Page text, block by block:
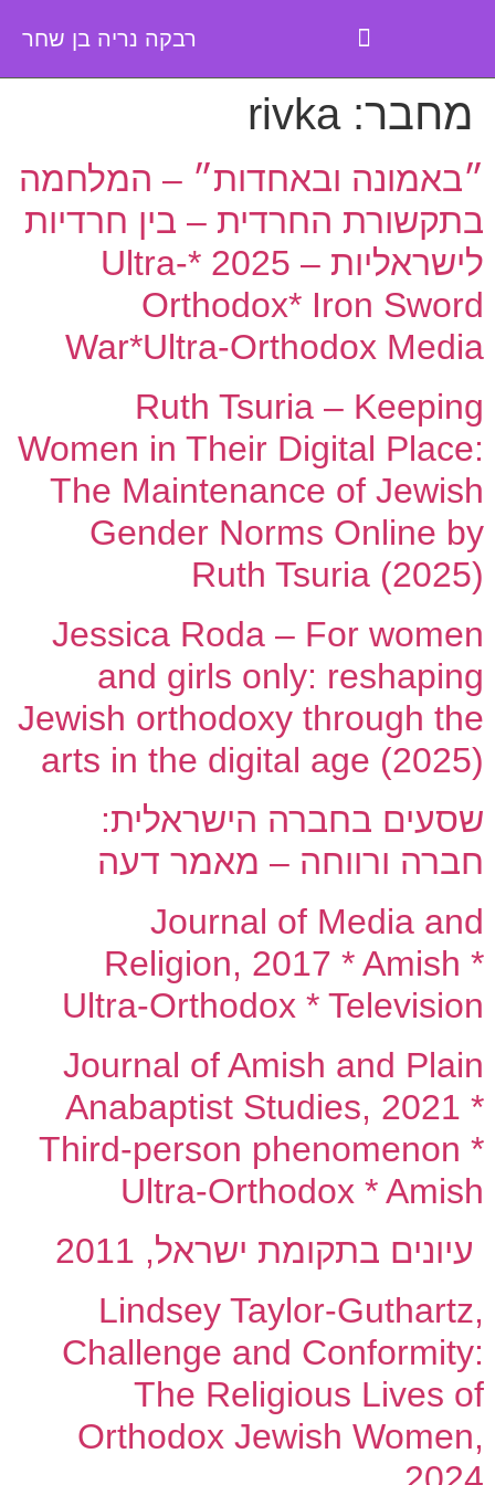
רבקה נריה בן שחר
מחבר:rivka
״באמונה ובאחדות״ – המלחמה
בתקשורת החרדית – בין חרדיות
לישראליות – 2025 *Ultra-
Orthodox* Iron Sword
War*Ultra-Orthodox Media
Ruth Tsuria – Keeping
Women in Their Digital Place:
The Maintenance of Jewish
Gender Norms Online by
Ruth Tsuria (2025)
Jessica Roda – For women
and girls only: reshaping
Jewish orthodoxy through the
arts in the digital age (2025)
שסעים בחברה הישראלית:
חברה ורווחה – מאמר דעה
Journal of Media and
Religion, 2017 * Amish *
Ultra-Orthodox * Television
Journal of Amish and Plain
Anabaptist Studies, 2021 *
Third-person phenomenon *
Ultra-Orthodox * Amish
עיונים בתקומת ישראל, 2011
Lindsey Taylor-Guthartz,
Challenge and Conformity:
The Religious Lives of
Orthodox Jewish Women,